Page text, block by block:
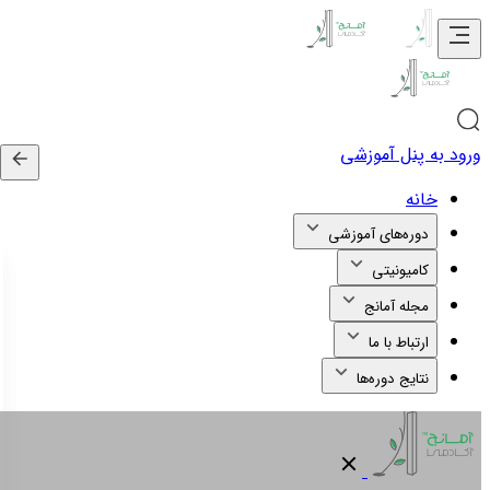
ورود به پنل آموزشی
خانه
دوره‌های آموزشی
کامیونیتی
مجله آمانج
ارتباط با ما
نتایج دوره‌ها